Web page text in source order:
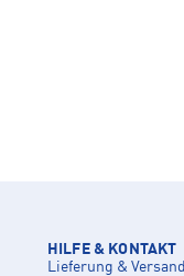
HILFE & KONTAKT
Lieferung & Versand